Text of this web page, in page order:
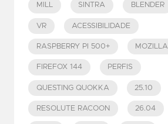
MILL SINTRA BLENDER
VR ACESSIBILIDADE
RASPBERRY PI 500+ MOZILLA
FIREFOX 144 PERFIS
QUESTING QUOKKA 25.10
RESOLUTE RACOON 26.04